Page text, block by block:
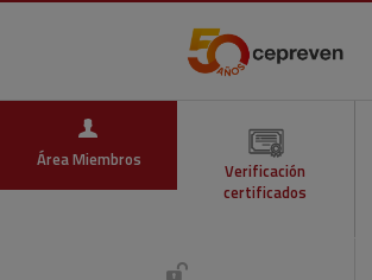
Área Miembros
Verificación
certificados